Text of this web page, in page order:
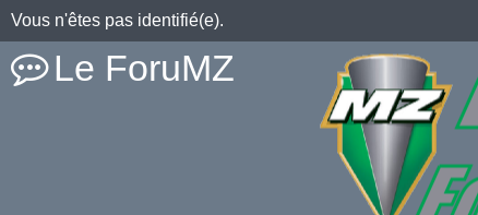
Vous n'êtes pas identifié(e).
Le ForuMZ